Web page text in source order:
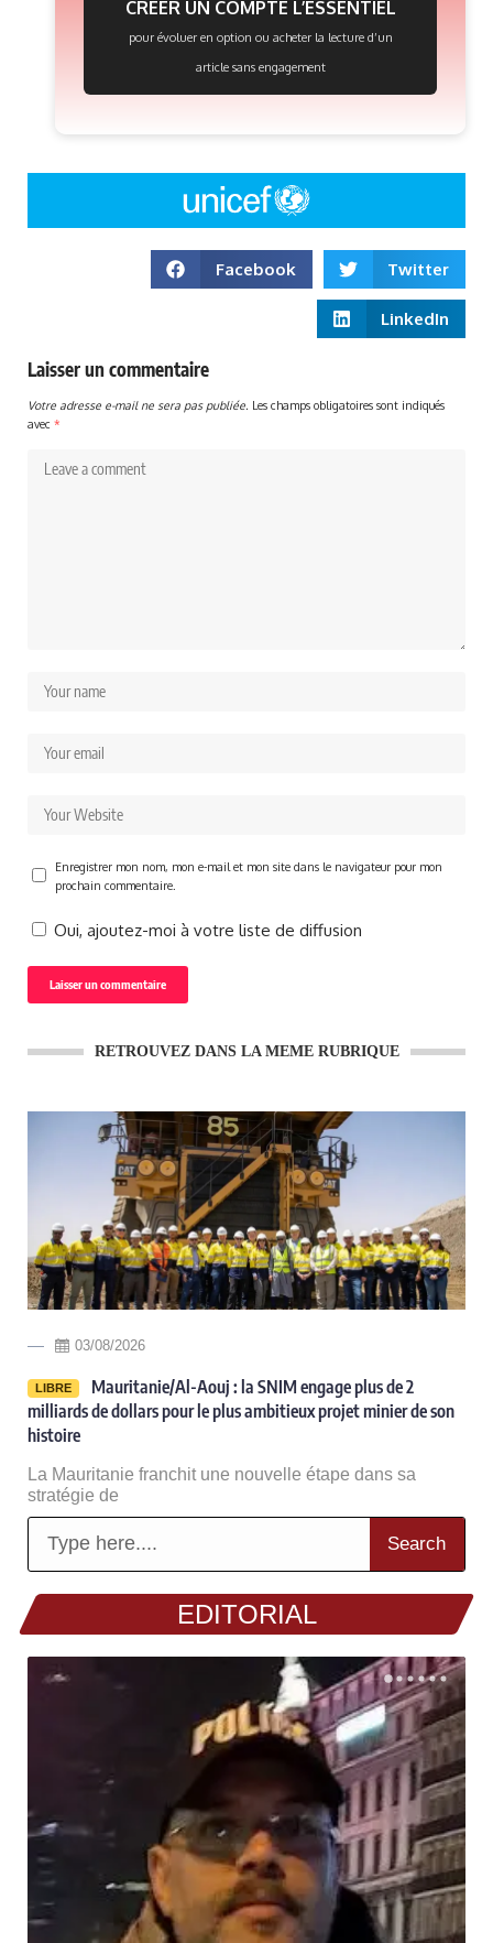
CRÉER UN COMPTE L’ESSENTIEL
pour évoluer en option ou acheter la lecture d’un
article sans engagement
Facebook Twitter
LinkedIn
Laisser un commentaire
Votre adresse e-mail ne sera pas publiée. Les champs obligatoires sont indiqués
avec *
Enregistrer mon nom, mon e-mail et mon site dans le navigateur pour mon
prochain commentaire.
Oui, ajoutez-moi à votre liste de diffusion
RETROUVEZ DANS LA MEME RUBRIQUE
02/08/2026
LIBRE
Les erreurs malheureuses de mon ami Cheikh Tidiane
GADIO Par Gourmo Abdoul LO
GADIO Par
Search
EDITORIAL